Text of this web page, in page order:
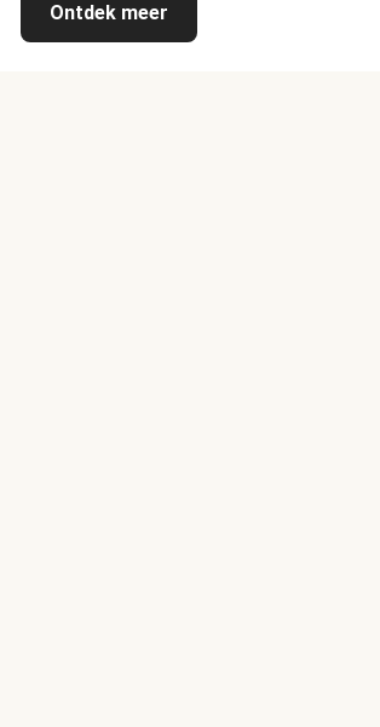
Ontdek meer